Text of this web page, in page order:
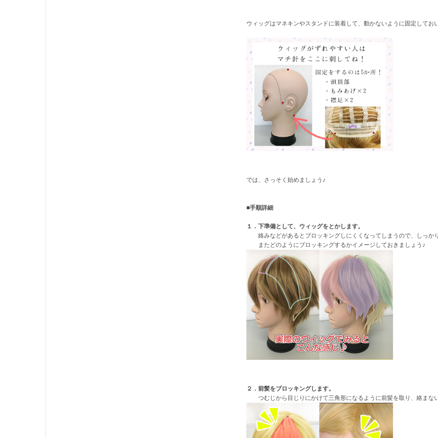
ウィッグはマネキンやスタンドに装着して、動かないように固定してお
では、さっそく始めましょう♪
■手順詳細
１．下準備として、ウィッグをとかします。
絡みなどがあるとブロッキングしにくくなってしまうので、しっか
またどのようにブロッキングするかイメージしておきましょう♪
２．前髪をブロッキングします。
つむじから目じりにかけて三角形になるように前髪を取り、絡まな